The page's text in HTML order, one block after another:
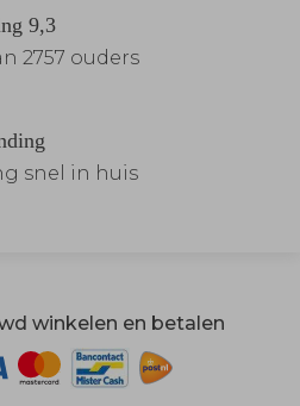
9,3
2757 ouders
snel in huis
winkelen en betalen